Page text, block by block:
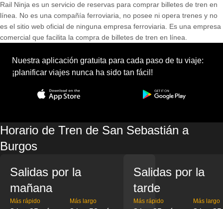
Rail Ninja es un servicio de reservas para comprar billetes de tren en
línea. No es una compañía ferroviaria, no posee ni opera trenes y no
es el sitio web oficial de ninguna empresa ferroviaria. Es una empresa
comercial que facilita la compra de billetes de tren en línea.
Nuestra aplicación gratuita para cada paso de tu viaje:
¡planificar viajes nunca ha sido tan fácil!
Horario de Tren de San Sebastián a
Burgos
Salidas por la
mañana
Más rápido Más largo
Salidas por la
tarde
Más rápido Más largo